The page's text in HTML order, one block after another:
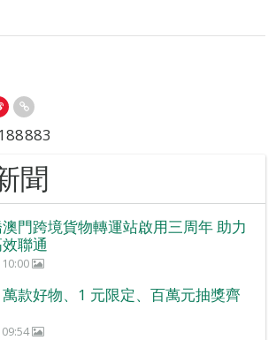
聞
門跨境貨物轉運站啟用三周年 助力
聯通
款好物、1 元限定、百萬元抽獎齊